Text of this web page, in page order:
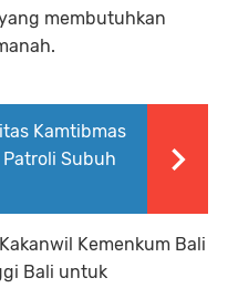
membutuhkan
Kamtibmas
Patroli Subuh
Kemenkum Bali
Bali untuk